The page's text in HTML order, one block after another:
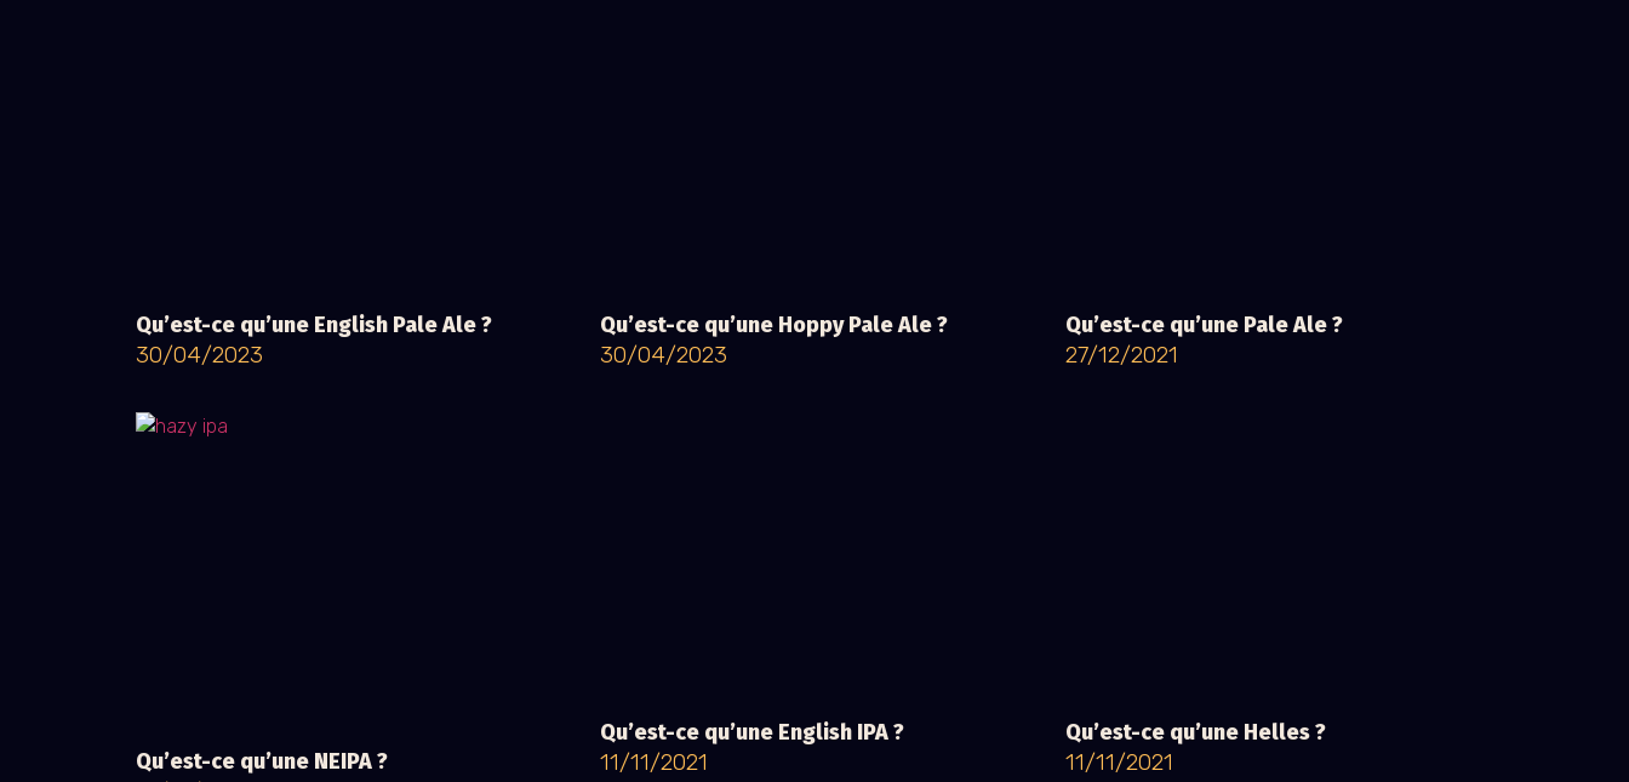
Qu’est-ce qu’une English Pale Ale ?
30/04/2023
Qu’est-ce qu’une Hoppy Pale Ale ?
30/04/2023
Qu’est-ce qu’une Pale Ale ?
27/12/2021
Qu’est-ce qu’une NEIPA ?
Qu’est-ce qu’une English IPA ?
11/11/2021
Qu’est-ce qu’une Helles ?
11/11/2021